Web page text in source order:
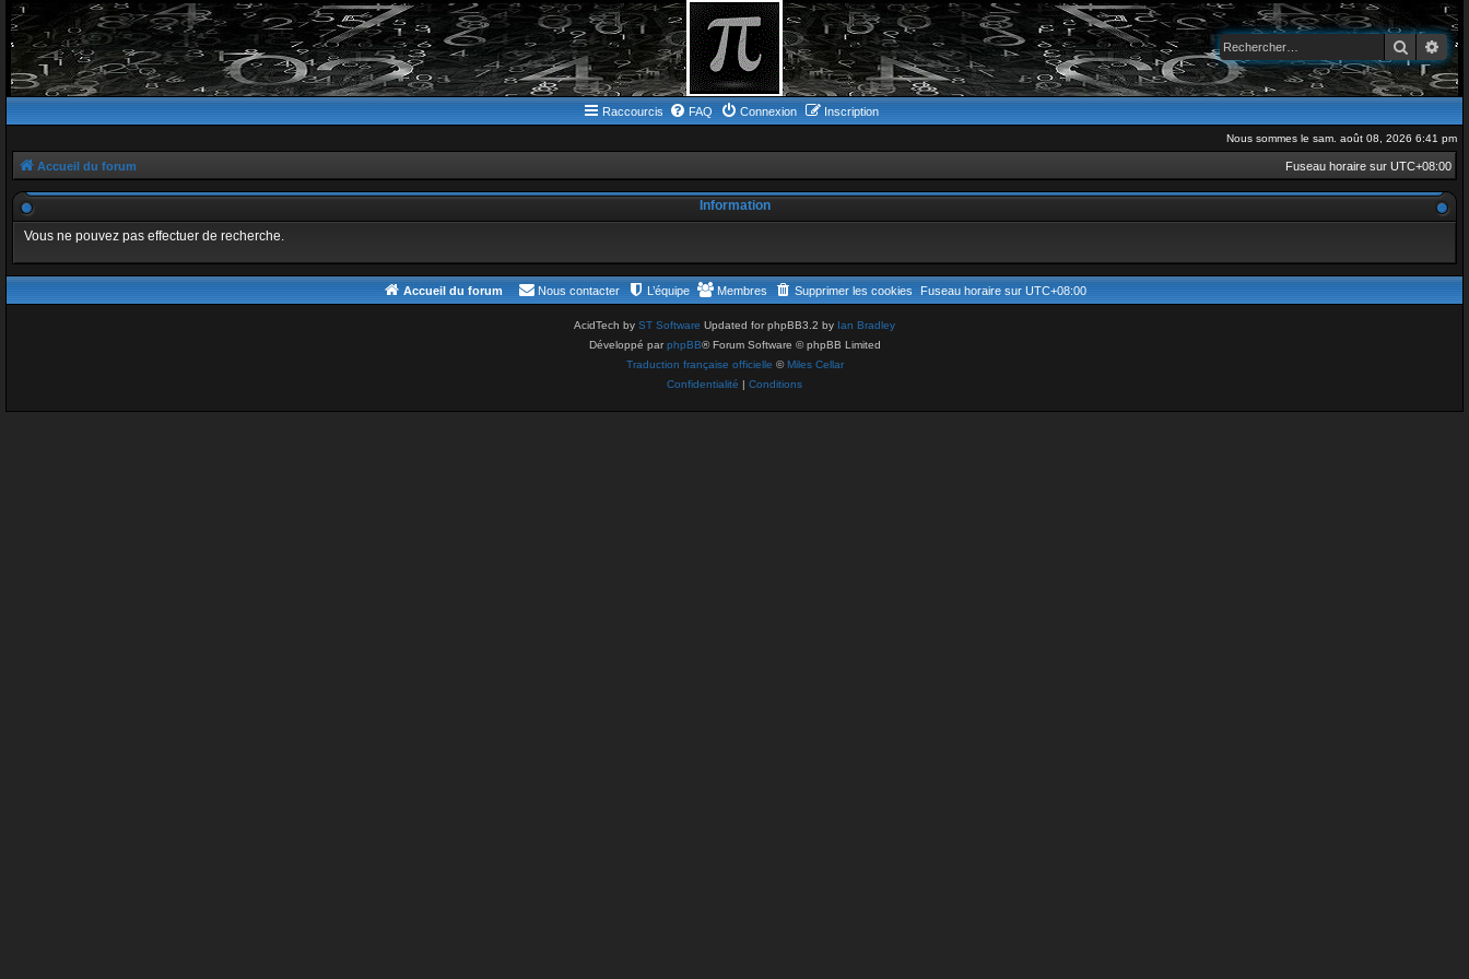
Raccourcis FAQ Connexion Inscription
Nous sommes le sam. août 08, 2026 6:41 pm
Accueil du forum Fuseau horaire sur UTC+08:00
Information
Vous ne pouvez pas effectuer de recherche.
Accueil du forum Fuseau horaire sur UTC+08:00
Supprimer les cookies
Membres
L’équipe
Nous contacter
AcidTech by ST Software Updated for phpBB3.2 by Ian Bradley
Développé parphpBB® Forum Software © phpBB Limited
Traduction française officielle ©Miles Cellar
Confidentialité | Conditions